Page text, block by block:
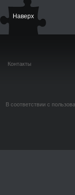
Наверх
Контакты
В соответствии с